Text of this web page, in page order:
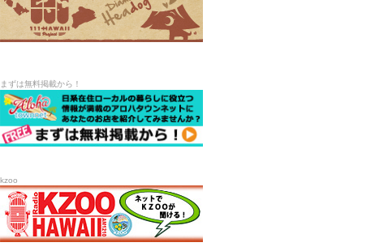
まずは無料掲載から！
kzoo